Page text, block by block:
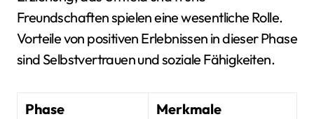
Freundschaften spielen eine wesentliche Rolle.
Vorteile von positiven Erlebnissen in dieser Phase
sind Selbstvertrauen und soziale Fähigkeiten.
Phase Merkmale